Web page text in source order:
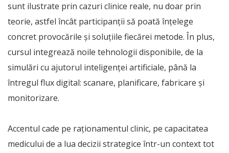
sunt ilustrate prin cazuri clinice reale, nu doar prin
teorie, astfel încât participanții să poată înțelege
concret provocările și soluțiile fiecărei metode. În plus,
cursul integrează noile tehnologii disponibile, de la
simulări cu ajutorul inteligenței artificiale, până la
întregul flux digital: scanare, planificare, fabricare și
monitorizare.
Accentul cade pe raționamentul clinic, pe capacitatea
medicului de a lua decizii strategice într-un context tot